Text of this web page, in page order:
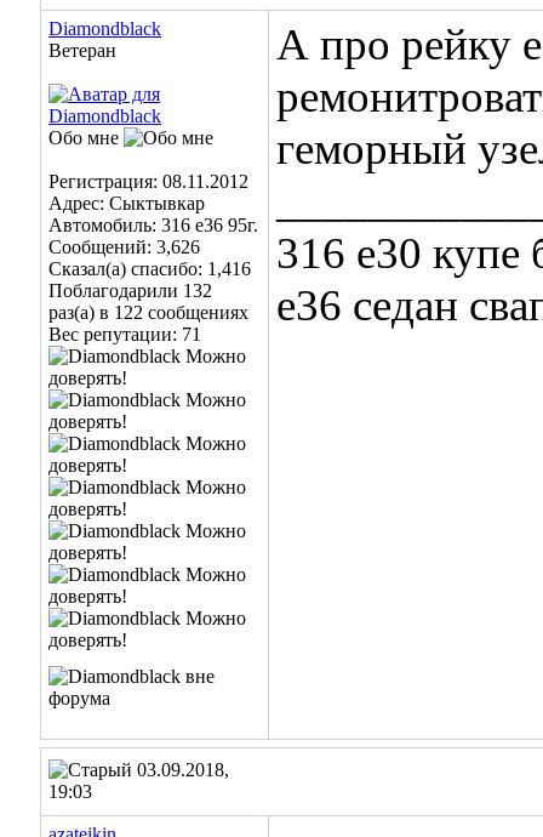
Diamondblack
Ветеран
Обо мне
Регистрация: 08.11.2012
Адрес: Сыктывкар
Автомобиль: 316 e36 95г.
Сообщений: 3,626
Сказал(а) спасибо: 1,416
Поблагодарили 132
раз(а) в 122 сообщениях
Вес репутации: 71
А про рейку
геморный
316 e30 купе
e36 седан
03.09.2018,
19:03